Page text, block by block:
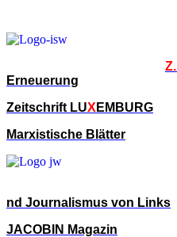
Z.
Erneuerung
Zeitschrift LUX EMBURG
Marxistische Blätter
nd Journalismus von Links
JACOBIN Magazin